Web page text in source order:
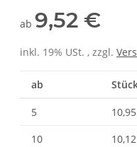
ab 9,52 €
inkl. 19% USt. , zzgl.
ab
5
10